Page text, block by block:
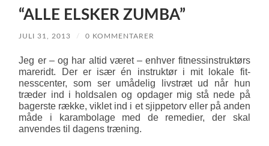
“ALLE ELSKER ZUMBA”
JULI 31, 2013 / 0 KOMMENTARER
Jeg er – og har altid været – enhver fitnessinstruktørs
mareridt. Der er især én instruktør i mit lokale fit­
nesscenter, som ser umådelig livstræt ud når hun
træder ind i holdsalen og opdager mig stå nede på
bagerste række, viklet ind i et sjippetorv eller på anden
måde i karambolage med de remedier, der skal
anvendes til dagens træning.